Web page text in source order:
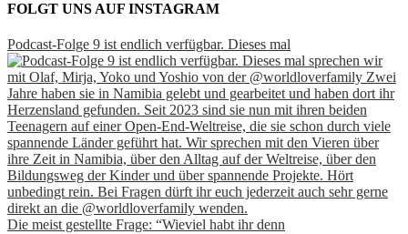
FOLGT UNS AUF INSTAGRAM
Podcast-Folge 9 ist endlich verfügbar. Dieses mal
Die meist gestellte Frage: “Wieviel habt ihr denn